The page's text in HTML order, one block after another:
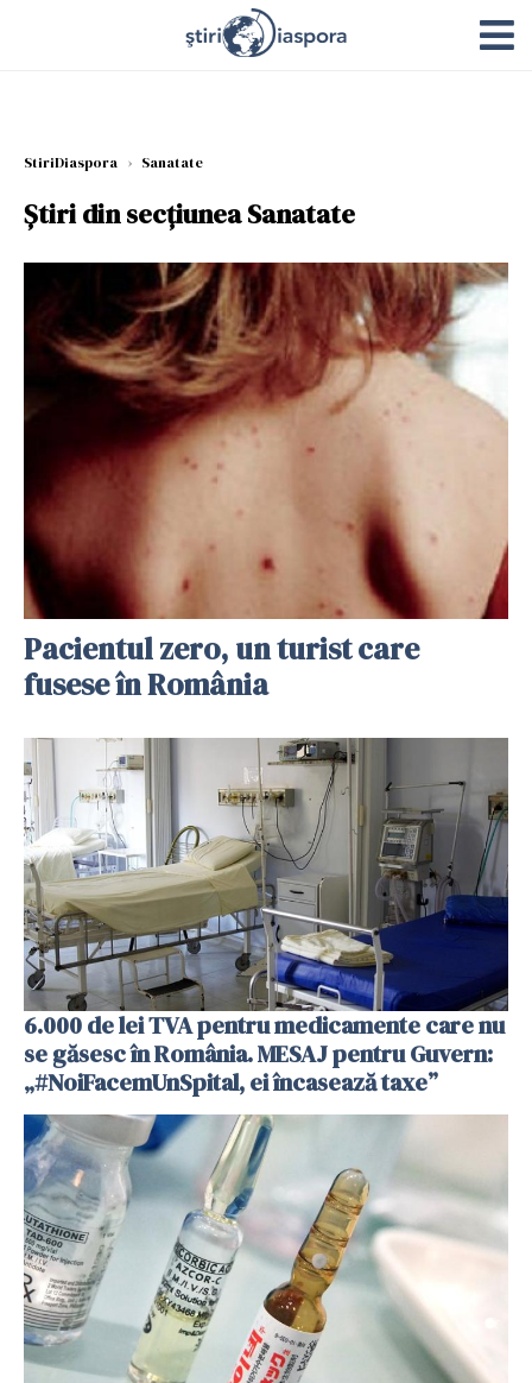
StiriDiaspora › Sanatate
Știri din secțiunea Sanatate
Pacientul zero, un turist care
fusese în România
6.000 de lei TVA pentru medicamente care nu
se găsesc în România. MESAJ pentru Guvern:
„#NoiFacemUnSpital, ei încasează taxe”